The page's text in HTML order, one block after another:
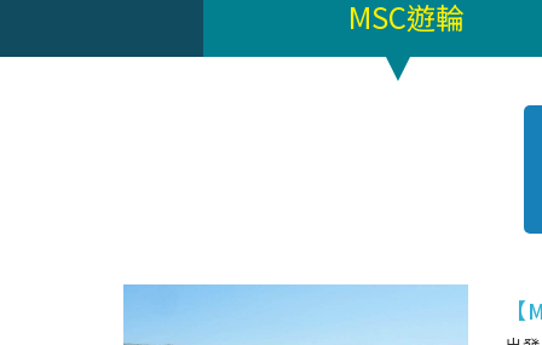
MSC遊輪